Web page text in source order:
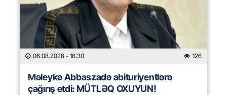
06.08.2026 - 16:30 126
Məleykə Abbaszadə abituriyentlərə
çağırış etdi: MÜTLƏQ OXUYUN!